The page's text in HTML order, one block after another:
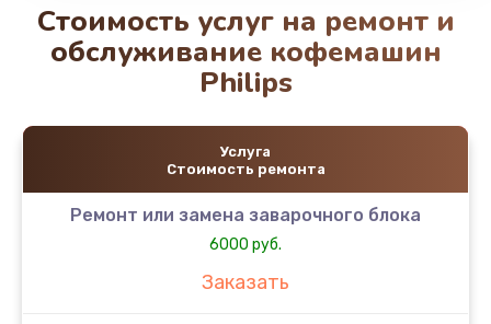
Стоимость услуг на ремонт и
обслуживание кофемашин
Philips
Услуга
Стоимость ремонта
Ремонт или замена заварочного блока
6000 руб.
Заказать